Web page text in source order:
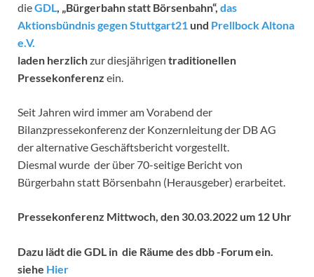
dieGDL, „Bürgerbahn statt Börsenbahn“, das
Aktionsbündnis gegen Stuttgart21 und Prellbock Altona
e.V.
laden herzlichzur diesjährigen traditionellen
Pressekonferenz ein.
Seit Jahren wird immer am Vorabend der
Bilanzpressekonferenz der Konzernleitung der DB AG
der alternative Geschäftsbericht vorgestellt.
Diesmal wurde der über 70-seitige Bericht von
Bürgerbahn statt Börsenbahn (Herausgeber) erarbeitet.
Pressekonferenz Mittwoch, den 30.03.2022 um 12 Uhr
Dazu lädt die GDL in die Räume des dbb -Forum ein.
siehe Hier